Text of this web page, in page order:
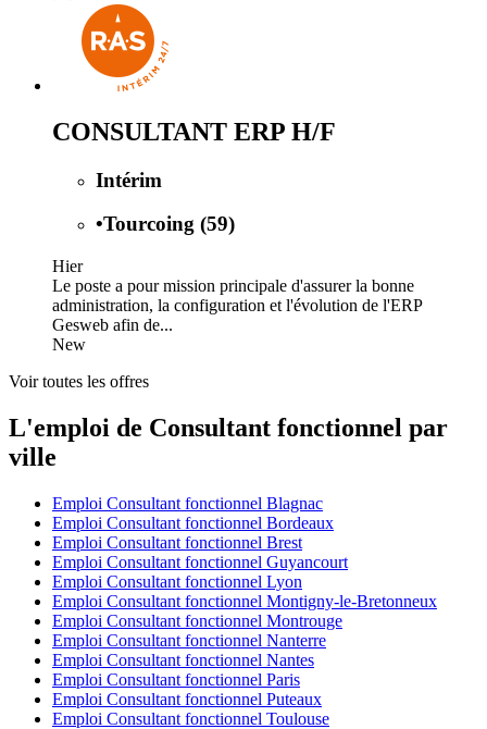
CONSULTANT ERP H/F
Intérim
•Tourcoing (59)
Hier
Le poste a pour mission principale d'assurer la bonne
administration, la configuration et l'évolution de l'ERP
Gesweb afin de...
New
Voir toutes les offres
L'emploi de Consultant fonctionnel par
ville
Emploi Consultant fonctionnel Blagnac
Emploi Consultant fonctionnel Bordeaux
Emploi Consultant fonctionnel Brest
Emploi Consultant fonctionnel Guyancourt
Emploi Consultant fonctionnel Lyon
Emploi Consultant fonctionnel Montigny-le-Bretonneux
Emploi Consultant fonctionnel Montrouge
Emploi Consultant fonctionnel Nanterre
Emploi Consultant fonctionnel Nantes
Emploi Consultant fonctionnel Paris
Emploi Consultant fonctionnel Puteaux
Emploi Consultant fonctionnel Toulouse